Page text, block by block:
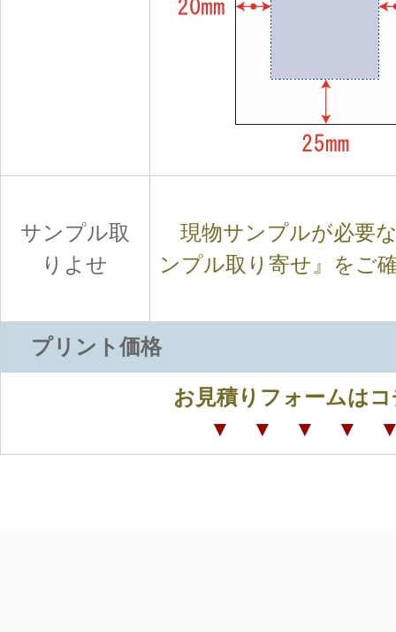
サンプル取
りよせ
現物サンプルが必要
ンプル取り寄せ』をご
プリント価格
お見積りフォームは
▼ ▼ ▼ ▼